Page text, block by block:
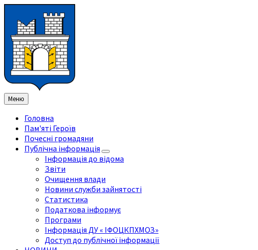
змісту
ліву
бічну
панель
праву
бічну
панель
нижнього
колонтитула
Меню
Головна
Пам'яті Героїв
Почесні громадяни
Публічна інформація
Інформація до відома
Звіти
Очищення влади
Новини служби зайнятості
Статистика
Податкова інформує
Програми
Інформація ДУ « ІФОЦКПХМОЗ»
Доступ до публічної інформації